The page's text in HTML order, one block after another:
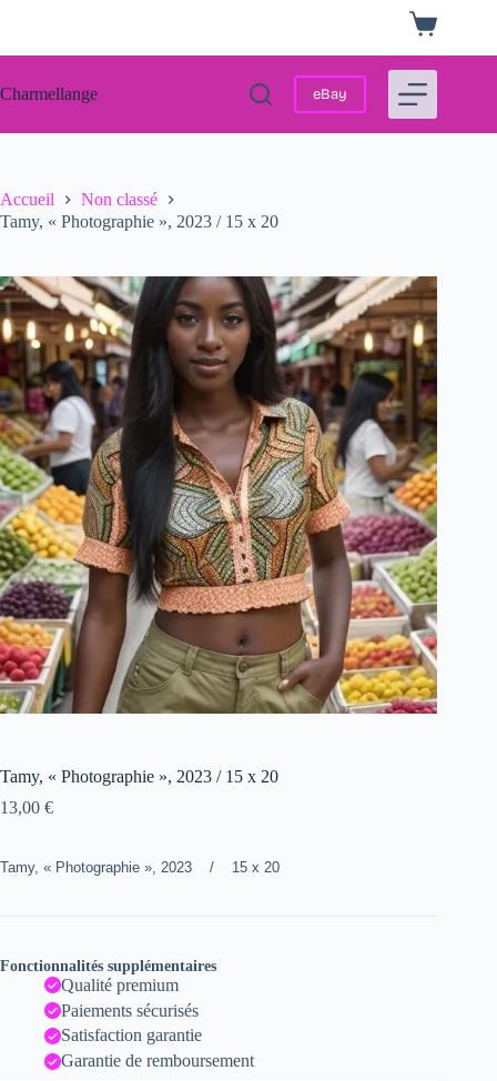
Panier
d’achat
Charmellange eBay
Accueil
Non classé
Tamy, « Photographie », 2023 / 15 x 20
Tamy, « Photographie », 2023 / 15 x 20
13,00 €
Tamy, « Photographie », 2023 / 15 x 20
Fonctionnalités supplémentaires
Qualité premium
Paiements sécurisés
Satisfaction garantie
Garantie de remboursement